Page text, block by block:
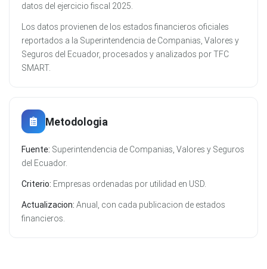
datos del ejercicio fiscal 2025.
Los datos provienen de los estados financieros oficiales
reportados a la Superintendencia de Companias, Valores y
Seguros del Ecuador, procesados y analizados por TFC
SMART.
Metodologia
Fuente: Superintendencia de Companias, Valores y Seguros
del Ecuador.
Criterio: Empresas ordenadas por utilidad en USD.
Actualizacion: Anual, con cada publicacion de estados
financieros.